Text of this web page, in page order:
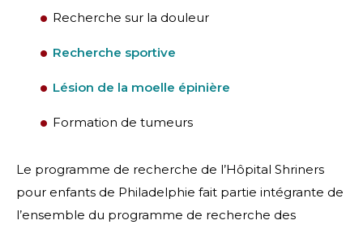
Recherche sur la douleur
Recherche sportive
Lésion de la moelle épinière
Formation de tumeurs
Le programme de recherche de l’Hôpital Shriners
pour enfants de Philadelphie fait partie intégrante de
l’ensemble du programme de recherche des